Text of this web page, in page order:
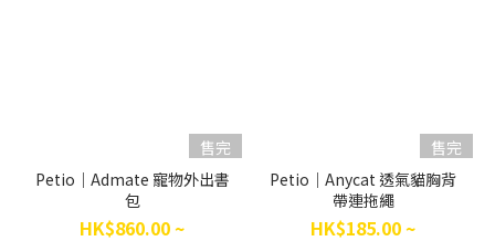
售完
Petio｜Admate 寵物外出書
包
HK$860.00 ~
售完
Petio｜Anycat 透氣貓胸背
帶連拖繩
HK$185.00 ~